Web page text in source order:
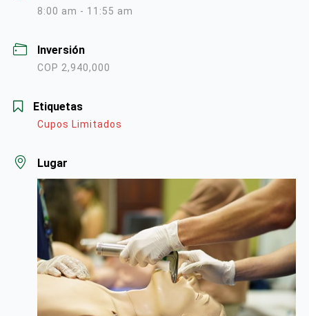
8:00 am - 11:55 am
Inversión
COP 2,940,000
Etiquetas
Cupos Limitados
Lugar